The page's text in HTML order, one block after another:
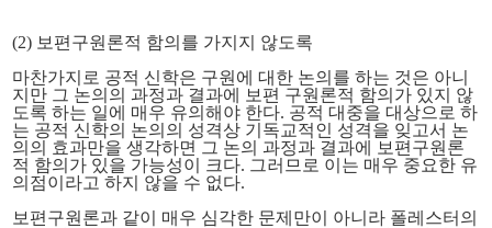
(2) 보편구원론적 함의를 가지지 않도록
마찬가지로 공적 신학은 구원에 대한 논의를 하는 것은 아니
지만 그 논의의 과정과 결과에 보편 구원론적 함의가 있지 않
도록 하는 일에 매우 유의해야 한다. 공적 대중을 대상으로 하
는 공적 신학의 논의의 성격상 기독교적인 성격을 잊고서 논
의의 효과만을 생각하면 그 논의 과정과 결과에 보편구원론
적 함의가 있을 가능성이 크다. 그러므로 이는 매우 중요한 유
의점이라고 하지 않을 수 없다.
보편구원론과 같이 매우 심각한 문제만이 아니라 폴레스터의